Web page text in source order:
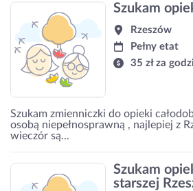
Szukam
Rzeszów
Pełny etat
35 zł za
Szukam zmienniczki do opieki
osobą niepełnosprawną , najlepiej z
wieczór są...
Szukam
starszej